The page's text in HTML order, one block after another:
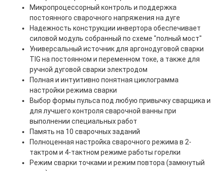
Микропроцессорный контроль и поддержка
постоянного сварочного напряжения на дуге
Надежность конструкции инвертора обеспечивает
силовой модуль собранный по схеме "полный мост"
Универсальный источник для аргонодуговой сварки
ТIG на постоянном и переменном токе, а также для
ручной дуговой сварки электродом
Полная и интуитивно понятная циклограмма
настройки режима сварки
Выбор формы пульса под любую привычку сварщика и
для лучшего контроля сварочной ванны при
выполнении специальных работ
Память на 10 сварочных заданий
Полноценная настройка сварочного режима в 2-
тактром и 4-тактном режиме работы горелки
Режим сварки точками и режим повтора (замкнутый